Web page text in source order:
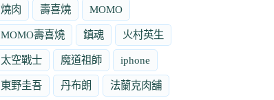
燒肉 壽喜燒 MOMO
MOMO壽喜燒 鎮魂 火村英生
太空戰士 魔道祖師 iphone
東野圭吾 丹布朗 法蘭克肉舖